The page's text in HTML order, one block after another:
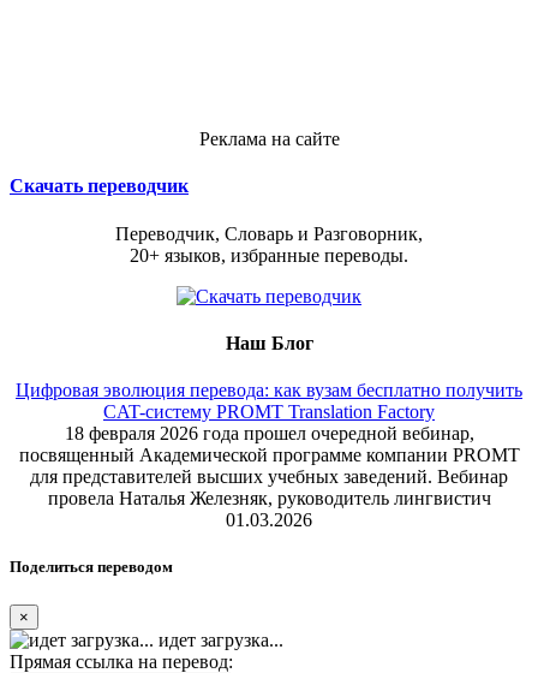
Реклама на сайте
Скачать переводчик
Переводчик, Словарь и Разговорник,
20+ языков, избранные переводы.
Наш Блог
Цифровая эволюция перевода: как вузам бесплатно получить
CAT-систему PROMT Translation Factory
18 февраля 2026 года прошел очередной вебинар,
посвященный Академической программе компании PROMT
для представителей высших учебных заведений. Вебинар
провела Наталья Железняк, руководитель лингвистич
01.03.2026
Поделиться переводом
×
идет загрузка...
Прямая ссылка на перевод: